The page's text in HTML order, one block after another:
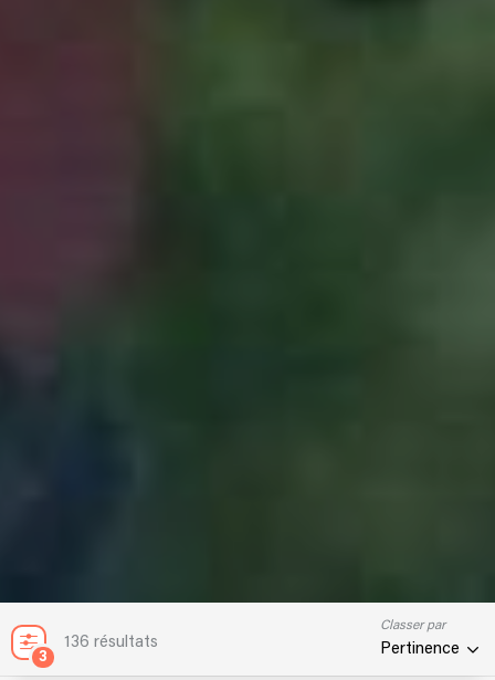
3
136 résultats
Classer par
Pertinence